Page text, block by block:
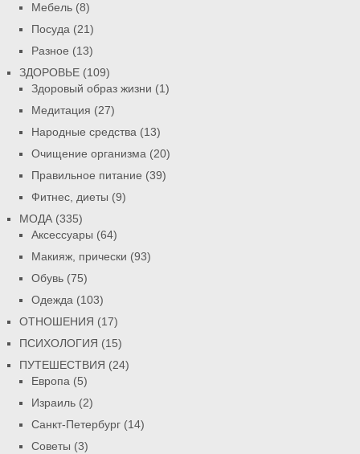
Мебель(8)
Посуда (21)
Разное (13)
ЗДОРОВЬЕ(109)
Здоровый образ жизни (1)
Медитация (27)
Народные средства (13)
Очищение организма (20)
Правильное питание (39)
Фитнес, диеты (9)
МОДА(335)
Аксессуары (64)
Макияж, прически (93)
Обувь(75)
Одежда (103)
ОТНОШЕНИЯ (17)
ПСИХОЛОГИЯ (15)
ПУТЕШЕСТВИЯ (24)
Европа (5)
Израиль(2)
Санкт-Петербург(14)
Советы (3)